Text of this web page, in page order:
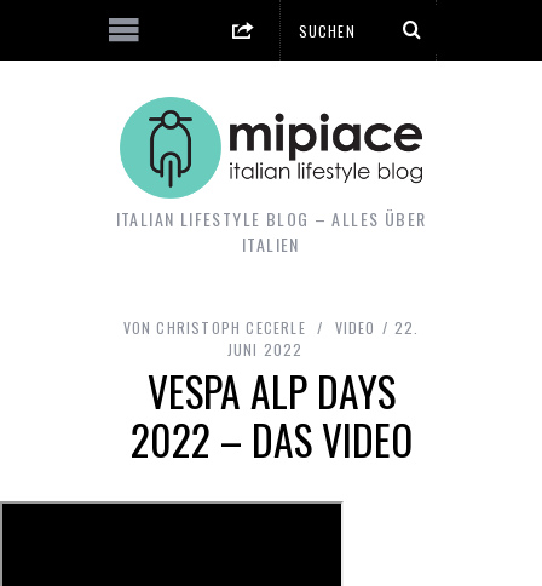
ITALIAN LIFESTYLE BLOG – ALLES ÜBER
ITALIEN
VON CHRISTOPH CECERLE VIDEO
22.
JUNI 2022
VESPA ALP DAYS
2022 – DAS VIDEO